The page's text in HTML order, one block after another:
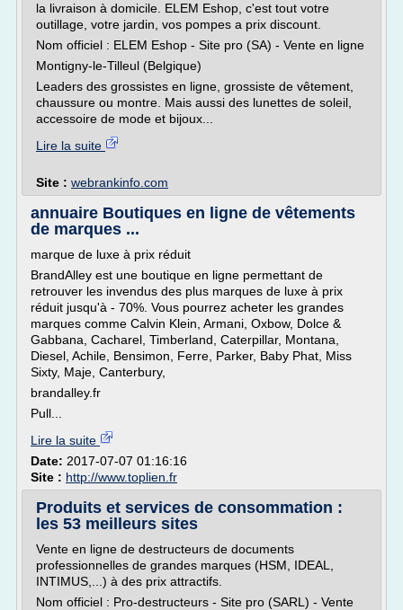
la livraison à domicile. ELEM Eshop, c'est tout votre
outillage, votre jardin, vos pompes a prix discount.
Nom officiel : ELEM Eshop - Site pro (SA) - Vente en ligne
Montigny-le-Tilleul (Belgique)
Leaders des grossistes en ligne, grossiste de vêtement,
chaussure ou montre. Mais aussi des lunettes de soleil,
accessoire de mode et bijoux...
Lire la suite
Site : webrankinfo.com
annuaire Boutiques en ligne de vêtements
de marques ...
marque de luxe à prix réduit
BrandAlley est une boutique en ligne permettant de
retrouver les invendus des plus marques de luxe à prix
réduit jusqu'à - 70%. Vous pourrez acheter les grandes
marques comme Calvin Klein, Armani, Oxbow, Dolce &
Gabbana, Cacharel, Timberland, Caterpillar, Montana,
Diesel, Achile, Bensimon, Ferre, Parker, Baby Phat, Miss
Sixty, Maje, Canterbury,
brandalley.fr
Pull...
Lire la suite
Date: 2017-07-07 01:16:16
Site : http://www.toplien.fr
Produits et services de consommation :
les 53 meilleurs sites
Vente en ligne de destructeurs de documents
professionnelles de grandes marques (HSM, IDEAL,
INTIMUS,...) à des prix attractifs.
Nom officiel : Pro-destructeurs - Site pro (SARL) - Vente